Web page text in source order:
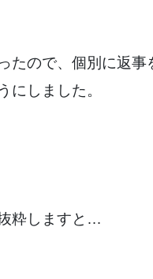
たので、個別に返事
にしました。
粋しますと…